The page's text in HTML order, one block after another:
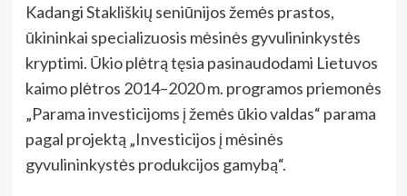
Kadangi Stakliškių seniūnijos žemės prastos,
ūkininkai specializuosis mėsinės gyvulininkystės
kryptimi. Ūkio plėtrą tęsia pasinaudodami Lietuvos
kaimo plėtros 2014–2020 m. programos priemonės
„Parama investicijoms į žemės ūkio valdas“ parama
pagal projektą „Investicijos į mėsinės
gyvulininkystės produkcijos gamybą“.